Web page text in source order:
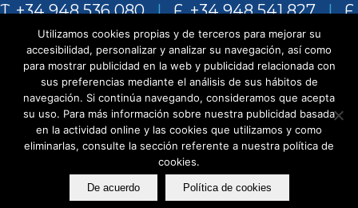
T. +34 948 536 080 | F. +34 948 541 827 | F.
+34 948 541 306
info@juiceandworld.com
Copyright - Juice and World -AVISO LEGAL
Utilizamos cookies propias y de terceros para mejorar su
accesibilidad, personalizar y analizar su navegación, así como
para mostrar publicidad en la web y publicidad relacionada con
sus preferencias mediante el análisis de sus hábitos de
navegación. Si continúa navegando, consideramos que acepta
su uso. Para más información sobre nuestra publicidad basada
en la actividad online y las cookies que utilizamos y como
eliminarlas, consulte la sección referente a nuestra política de
cookies.
De acuerdo Política de cookies